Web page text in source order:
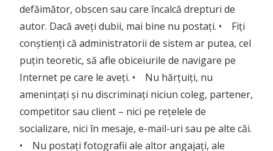
defăimător, obscen sau care încalcă drepturi de
autor. Dacă aveți dubii, mai bine nu postați. • Fiți
conștienți că administratorii de sistem ar putea, cel
puțin teoretic, să afle obiceiurile de navigare pe
Internet pe care le aveți. • Nu hărțuiți, nu
amenințați și nu discriminați niciun coleg, partener,
competitor sau client – nici pe rețelele de
socializare, nici în mesaje, e-mail-uri sau pe alte căi.
• Nu postați fotografii ale altor angajați, ale